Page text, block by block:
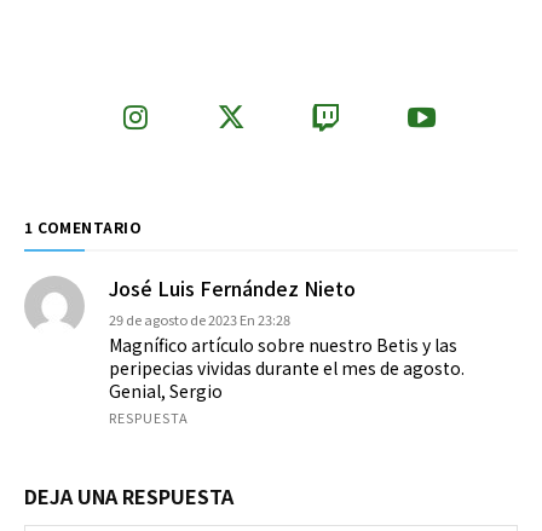
1 COMENTARIO
José Luis Fernández Nieto
29 de agosto de 2023 En 23:28
Magnífico artículo sobre nuestro Betis y las
peripecias vividas durante el mes de agosto.
Genial, Sergio
RESPUESTA
DEJA UNA RESPUESTA